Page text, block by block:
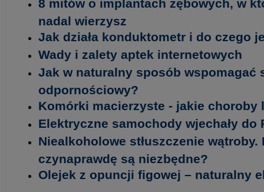
8 mitów o implantach zębowych, w
nadal wierzysz
Jak działa konduktometr i do czego
Wady i zalety aptek internetowych
Jak w naturalny sposób wspomagać
odpornościowy?
Komórki macierzyste - jakie choroby
Elektryczne samochody wjechały do
Niealkoholowe stłuszczenie
czynaprawdę są niezbędne?
Olejek z opuncji figowej – naturalny